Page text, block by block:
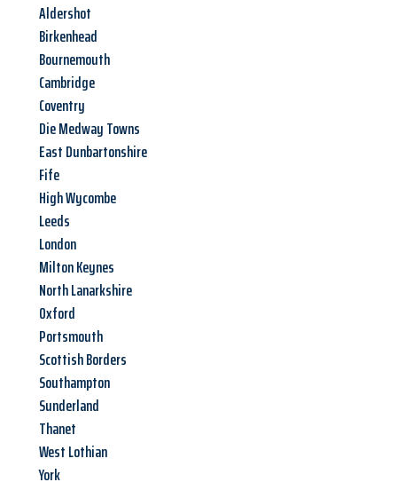
Aldershot
Birkenhead
Bournemouth
Cambridge
Coventry
Die Medway Towns
East Dunbartonshire
Fife
High Wycombe
Leeds
London
Milton Keynes
North Lanarkshire
Oxford
Portsmouth
Scottish Borders
Southampton
Sunderland
Thanet
West Lothian
York